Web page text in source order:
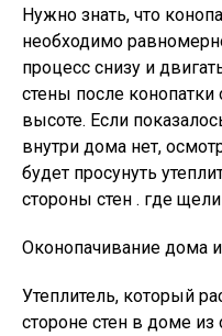
Нужно знать, что
необходимо
процесс снизу и
стены после
высоте. Если
внутри дома нет,
будет просунуть
стороны стен . где
Оконопачивание дома
Утеплитель, который
стороне стен в доме